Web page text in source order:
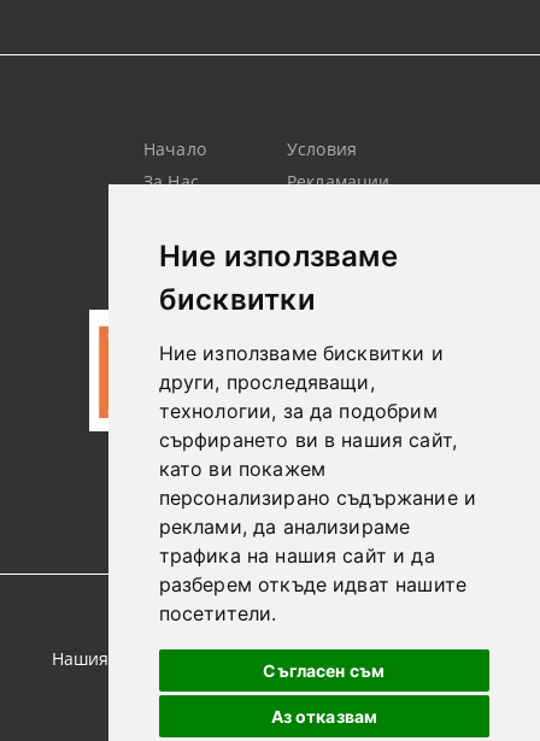
Ние използваме
бисквитки
Ние използваме бисквитки и
други, проследяващи,
технологии, за да подобрим
сърфирането ви в нашия сайт,
като ви покажем
персонализирано съдържание и
реклами, да анализираме
трафика на нашия сайт и да
разберем откъде идват нашите
посетители.
Съгласен съм
Аз отказвам
0887306604
Начало
За Нас
Лични
Данни
Условия
Рекламации
Новини
GDPR
Нашият онлайн магазин е 100% съобразен с GDPR.
Прочетете нашата политика
Моите лични данни